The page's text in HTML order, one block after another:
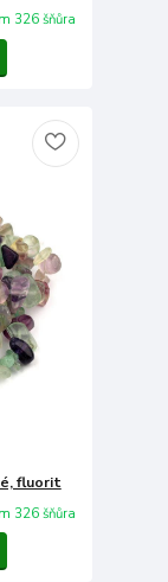
326 šňůra
fluorit
326 šňůra